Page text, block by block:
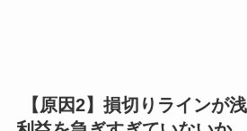
【原因2】損切りラインが